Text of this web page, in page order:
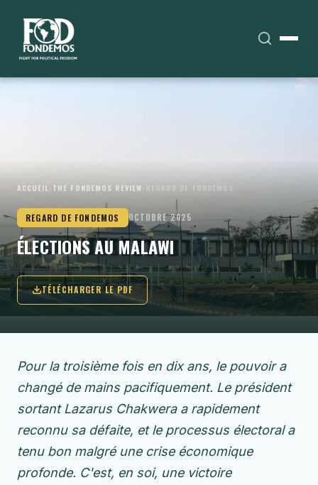
ACCUEIL THE FONDEMOS REVIEW REGARD DE FONDEMOS
REGARD DE FONDEMOS OCTOBRE 2025
ÉLECTIONS AU MALAWI
TÉLÉCHARGER LE PDF
Pour la troisième fois en dix ans, le pouvoir a
changé de mains pacifiquement. Le président
sortant Lazarus Chakwera a rapidement
reconnu sa défaite, et le processus électoral a
tenu bon malgré une crise économique
profonde. C'est, en soi, une victoire